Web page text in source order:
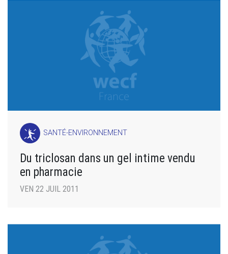
SANTÉ-ENVIRONNEMENT
Du triclosan dans un gel intime vendu
en pharmacie
VEN 22 JUIL 2011